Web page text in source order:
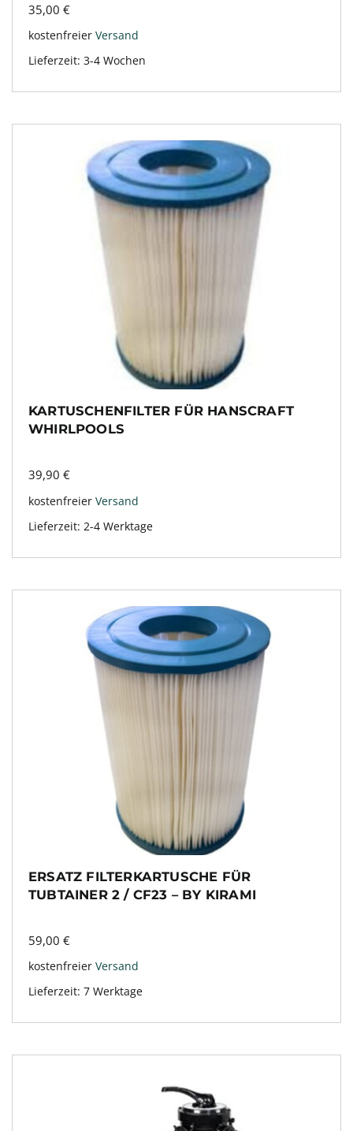
35,00 €
kostenfreier Versand
Lieferzeit: 3-4 Wochen
KARTUSCHENFILTER FÜR HANSCRAFT
WHIRLPOOLS
39,90 €
kostenfreier Versand
Lieferzeit: 2-4 Werktage
ERSATZ FILTERKARTUSCHE FÜR
TUBTAINER 2 / CF23 – BY KIRAMI
59,00 €
kostenfreier Versand
Lieferzeit: 7 Werktage